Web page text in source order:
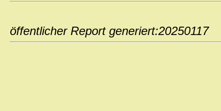
öffentlicher Report